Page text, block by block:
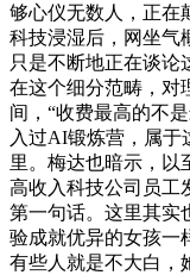
够心仪无数人，正在
科技浸湿后，网坐气
只是不断地正在谈论
在这个细分范畴，对
间，“收费最高的不
入过AI锻炼营，属于
里。梅达也暗示，以
高收入科技公司员工
第一句话。这里其实
验成就优异的女孩一
有些人就是不大白，